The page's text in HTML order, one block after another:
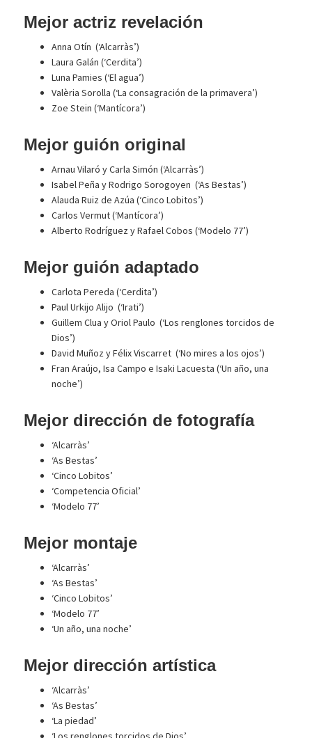
Mejor actriz revelación
Anna Otín (‘Alcarràs’)
Laura Galán (‘Cerdita’)
Luna Pamies (‘El agua’)
Valèria Sorolla (‘La consagración de la primavera’)
Zoe Stein (‘Mantícora’)
Mejor guión original
Arnau Vilaró y Carla Simón (‘Alcarràs’)
Isabel Peña y Rodrigo Sorogoyen (‘As Bestas’)
Alauda Ruiz de Azúa (‘Cinco Lobitos’)
Carlos Vermut (‘Mantícora’)
Alberto Rodríguez y Rafael Cobos (‘Modelo 77’)
Mejor guión adaptado
Carlota Pereda (‘Cerdita’)
Paul Urkijo Alijo (‘Irati’)
Guillem Clua y Oriol Paulo (‘Los renglones torcidos de
Dios’)
David Muñoz y Félix Viscarret (‘No mires a los ojos’)
Fran Araújo, Isa Campo e Isaki Lacuesta (‘Un año, una
noche’)
Mejor dirección de fotografía
‘Alcarràs’
‘As Bestas’
‘Cinco Lobitos’
‘Competencia Oficial’
‘Modelo 77’
Mejor montaje
‘Alcarràs’
‘As Bestas’
‘Cinco Lobitos’
‘Modelo 77’
‘Un año, una noche’
Mejor dirección artística
‘Alcarràs’
‘As Bestas’
‘La piedad’